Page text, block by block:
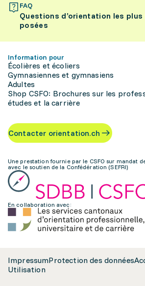
FAQ
Questions d’orientation les
posées
Information pour
Écolières et écoliers
Gymnasiennes et gymnasiens
Adultes
Shop CSFO: Brochures sur les
études et la carrière
Contacter orientation.ch
Une prestation fournie par le CSFO sur mandat
avec le soutien de la Confédération (SEFRI)
En collaboration avec:
ImpressumProtection des données
Utilisation